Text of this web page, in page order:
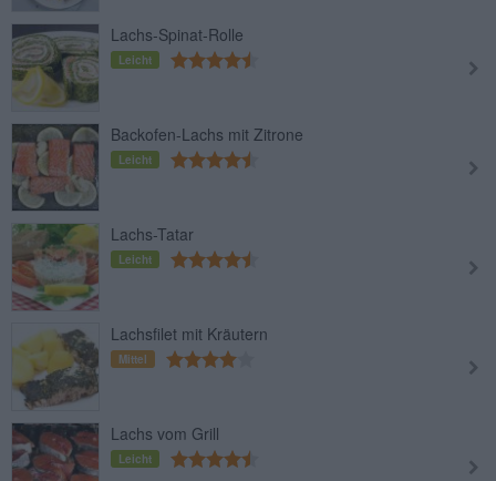
Lachs-Spinat-Rolle
Leicht
Backofen-Lachs mit Zitrone
Leicht
Lachs-Tatar
Leicht
Lachsfilet mit Kräutern
Mittel
Lachs vom Grill
Leicht